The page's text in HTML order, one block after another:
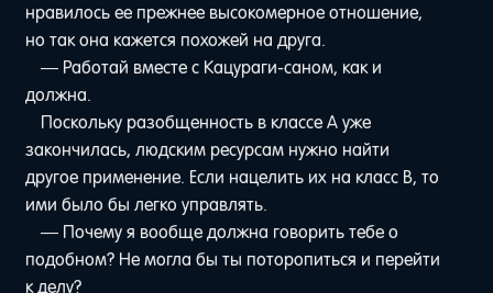
нравилось ее прежнее высокомерное отношение,
но так она кажется похожей на друга.
— Работай вместе с Кацураги-саном, как и
должна.
Поскольку разобщенность в классе A уже
закончилась, людским ресурсам нужно найти
другое применение. Если нацелить их на класс B, то
ими было бы легко управлять.
— Почему я вообще должна говорить тебе о
подобном? Не могла бы ты поторопиться и перейти
к делу?